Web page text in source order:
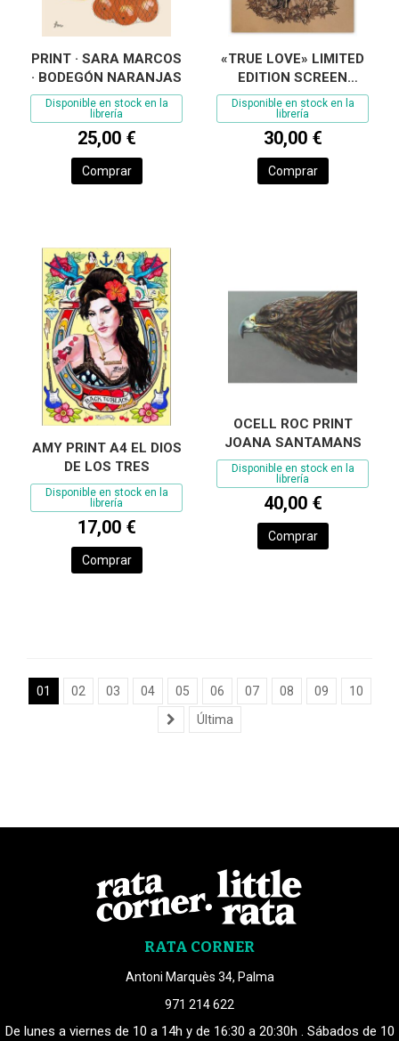
PRINT · SARA MARCOS
· BODEGÓN NARANJAS
Disponible en stock en la
librería
25,00 €
Comprar
«TRUE LOVE» LIMITED
EDITION SCREEN
PRINT - GUILLEM
BOSCH
Disponible en stock en la
librería
30,00 €
Comprar
AMY PRINT A4 EL DIOS
DE LOS TRES
Disponible en stock en la
librería
17,00 €
Comprar
OCELL ROC PRINT
JOANA SANTAMANS
Disponible en stock en la
librería
40,00 €
Comprar
01 02 03 04 05 06 07 08 09
10
Última
RATA CORNER
Antoni Marquès 34, Palma
971 214 622
De lunes a viernes de 10 a 14h y de 16:30 a 20:30h . Sábados de 10